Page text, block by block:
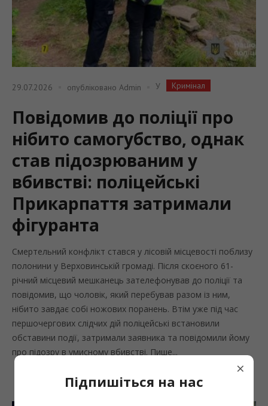
29.07.2026 опубліковано Admin У Кримінал
Повідомив до поліції про
нібито самогубство, однак
став підозрюваним у
вбивстві: поліцейські
Прикарпаття затримали
фігуранта
Смертельний конфлікт стався у лісовій місцевості поблизу
полонини у Верховинській громаді. Після скоєного 61-
річний місцевий мешканець зателефонував до поліції та
повідомив, що чоловік, який перебував разом із ним,
нібито завдає собі ножових поранень. Втім уже під час
першочергових слідчих дій поліцейські встановили
обставини події, затримали заявника та повідомили йому
про підозру в умисному вбивстві. Пише...
×
Підпишіться на нас